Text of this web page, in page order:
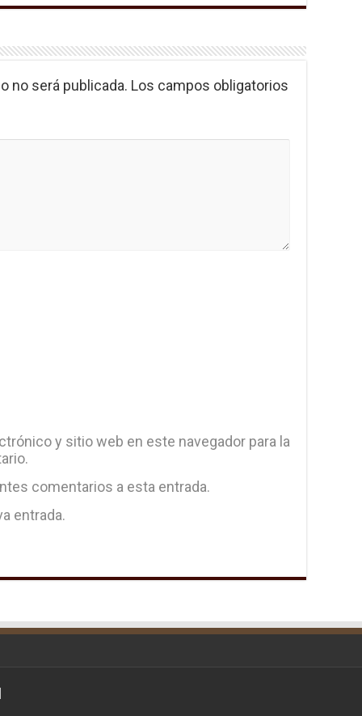
no será publicada. Los campos obligatorios
y sitio web en este navegador para la
comentarios a esta entrada.
entrada.